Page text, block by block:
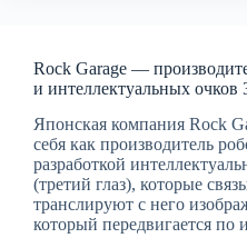
Rock Garage —
и интеллектуальных очков
Японская компания Rock
себя как производитель
разработкой
(третий глаз), которые
транслируют с него
который передвигается по